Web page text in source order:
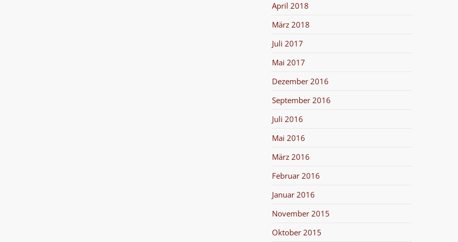
April 2018
März 2018
Juli 2017
Mai 2017
Dezember 2016
September 2016
Juli 2016
Mai 2016
März 2016
Februar 2016
Januar 2016
November 2015
Oktober 2015